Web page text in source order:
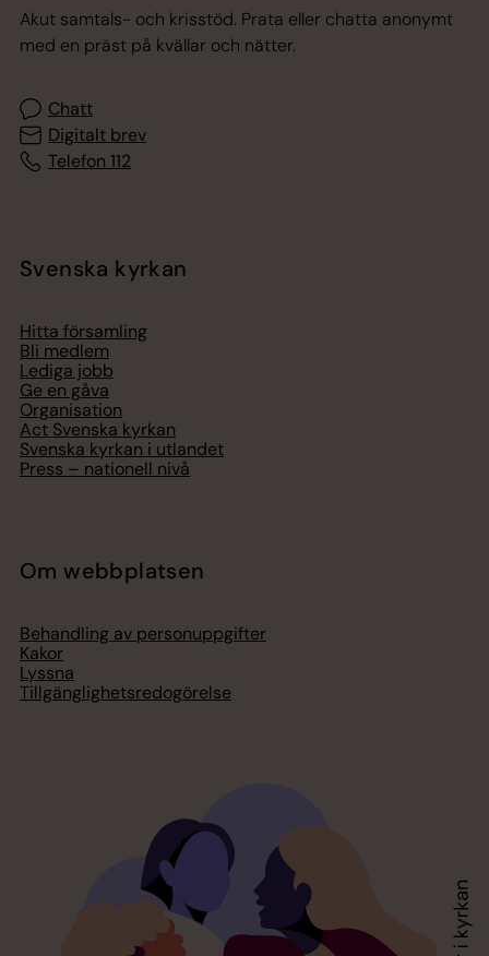
Akut samtals- och krisstöd. Prata eller chatta anonymt
med en präst på kvällar och nätter.
Chatt
Digitalt brev
Telefon 112
Svenska kyrkan
Hitta församling
Bli medlem
Lediga jobb
Ge en gåva
Organisation
Act Svenska kyrkan
Svenska kyrkan i utlandet
Press – nationell nivå
Om webbplatsen
Behandling av personuppgifter
Kakor
Lyssna
Tillgänglighetsredogörelse